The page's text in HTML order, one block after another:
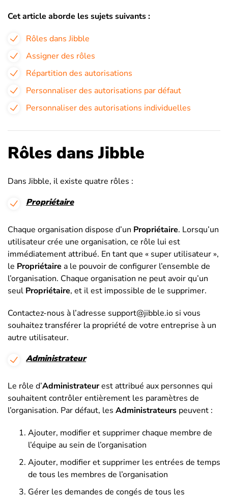
Cet article aborde les sujets suivants :
Rôles dans Jibble
Assigner des rôles
Répartition des autorisations
Personnaliser des autorisations par défaut
Personnaliser des autorisations individuelles
Rôles dans Jibble
Dans Jibble, il existe quatre rôles :
Propriétaire
Chaque organisation dispose d’un Propriétaire. Lorsqu’un
utilisateur crée une organisation, ce rôle lui est
immédiatement attribué. En tant que « super utilisateur »,
le Propriétaire a le pouvoir de configurer l’ensemble de
l’organisation. Chaque organisation ne peut avoir qu’un
seul Propriétaire, et il est impossible de le supprimer.
Contactez-nous à l’adresse support@jibble.io si vous
souhaitez transférer la propriété de votre entreprise à un
autre utilisateur.
Administrateur
Le rôle d’Administrateurest attribué aux personnes qui
souhaitent contrôler entièrement les paramètres de
l’organisation. Par défaut, les Administrateurs peuvent :
Ajouter, modifier et supprimer chaque membre de
l’équipe au sein de l’organisation
Ajouter, modifier et supprimer les entrées de temps
de tous les membres de l’organisation
Gérer les demandes de congés de tous les